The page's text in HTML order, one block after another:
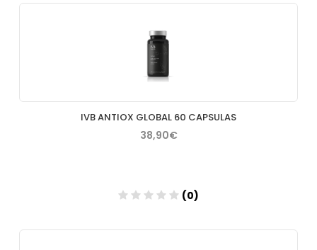
IVB ANTIOX GLOBAL 60 CAPSULAS
38,90€
(0)